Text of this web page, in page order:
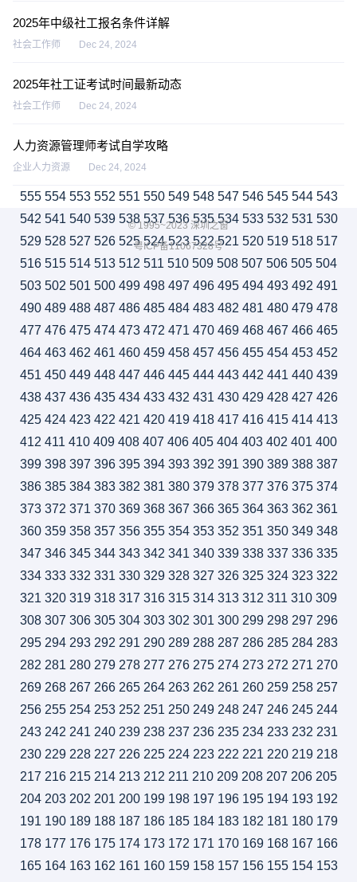
2025年中级社工报名条件详解
社会工作师 Dec 24, 2024
2025年社工证考试时间最新动态
社会工作师 Dec 24, 2024
人力资源管理师考试自学攻略
企业人力资源 Dec 24, 2024
555 554 553 552 551 550 549 548 547 546 545 544 543
542 541 540 539 538 537 536 535 534 533 532 531 530
529 528 527 526 525 524 523 522 521 520 519 518 517
516 515 514 513 512 511 510 509 508 507 506 505 504
503 502 501 500 499 498 497 496 495 494 493 492 491
490 489 488 487 486 485 484 483 482 481 480 479 478
477 476 475 474 473 472 471 470 469 468 467 466 465
464 463 462 461 460 459 458 457 456 455 454 453 452
451 450 449 448 447 446 445 444 443 442 441 440 439
438 437 436 435 434 433 432 431 430 429 428 427 426
425 424 423 422 421 420 419 418 417 416 415 414 413
412 411 410 409 408 407 406 405 404 403 402 401 400
399 398 397 396 395 394 393 392 391 390 389 388 387
386 385 384 383 382 381 380 379 378 377 376 375 374
373 372 371 370 369 368 367 366 365 364 363 362 361
360 359 358 357 356 355 354 353 352 351 350 349 348
347 346 345 344 343 342 341 340 339 338 337 336 335
334 333 332 331 330 329 328 327 326 325 324 323 322
321 320 319 318 317 316 315 314 313 312 311 310 309
308 307 306 305 304 303 302 301 300 299 298 297 296
295 294 293 292 291 290 289 288 287 286 285 284 283
282 281 280 279 278 277 276 275 274 273 272 271 270
269 268 267 266 265 264 263 262 261 260 259 258 257
256 255 254 253 252 251 250 249 248 247 246 245 244
243 242 241 240 239 238 237 236 235 234 233 232 231
230 229 228 227 226 225 224 223 222 221 220 219 218
217 216 215 214 213 212 211 210 209 208 207 206 205
204 203 202 201 200 199 198 197 196 195 194 193 192
191 190 189 188 187 186 185 184 183 182 181 180 179
178 177 176 175 174 173 172 171 170 169 168 167 166
165 164 163 162 161 160 159 158 157 156 155 154 153
© 1995~2023 深圳之窗
粤ICP备11067328号